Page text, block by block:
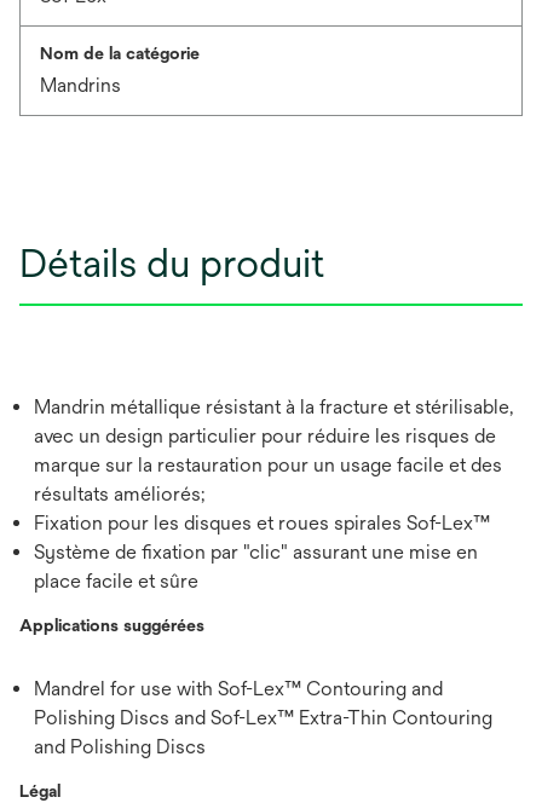
Nom de la catégorie
Mandrins
Détails du produit
Mandrin métallique résistant à la fracture et stérilisable,
avec un design particulier pour réduire les risques de
marque sur la restauration pour un usage facile et des
résultats améliorés;
Fixation pour les disques et roues spirales Sof-Lex™
Système de fixation par "clic" assurant une mise en
place facile et sûre
Applications suggérées
Mandrel for use with Sof-Lex™ Contouring and
Polishing Discs and Sof-Lex™ Extra-Thin Contouring
and Polishing Discs
Légal